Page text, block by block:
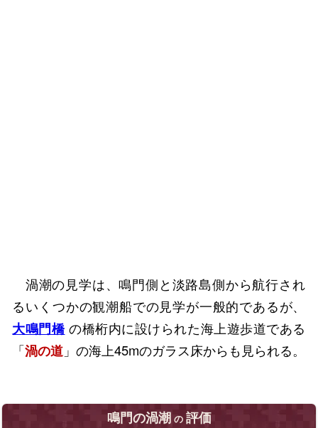
渦潮の見学は、鳴門側と淡路島側から航行され
るいくつかの観潮船での見学が一般的であるが、
大鳴門橋の橋桁内に設けられた海上遊歩道である
「渦の道 」の海上45mのガラス床からも見られる。
鳴門の渦潮 の 評価